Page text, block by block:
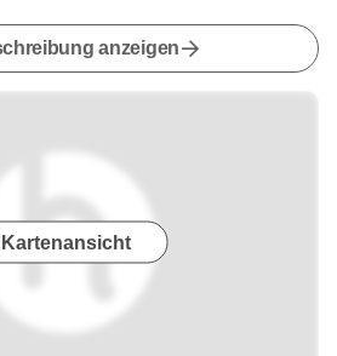
anzeigen
Kartenansicht